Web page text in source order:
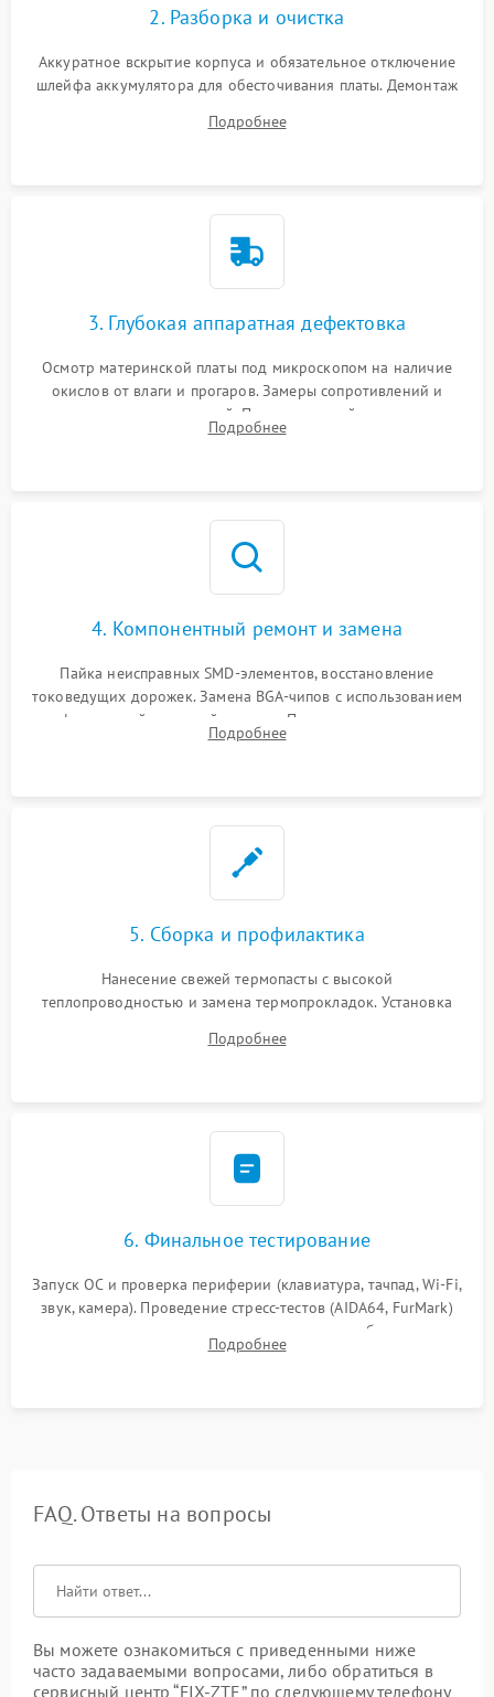
2. Разборка и очистка
Аккуратное вскрытие корпуса и обязательное отключение
шлейфа аккумулятора для обесточивания платы. Демонтаж
высохшей термопасты с кристаллов чипов.
Подробнее
3. Глубокая аппаратная дефектовка
Осмотр материнской платы под микроскопом на наличие
окислов от влаги и прогаров. Замеры сопротивлений и
дежурных напряжений. Проверка цепей питания,
мультиконтроллера, процессора и видеочипа.
Подробнее
4. Компонентный ремонт и замена
Пайка неисправных SMD-элементов, восстановление
токоведущих дорожек. Замена BGA-чипов с использованием
инфракрасной паяльной станции. Прошивка микросхемы
BIOS или замена поврежденных портов USB
Подробнее
5. Сборка и профилактика
Нанесение свежей термопасты с высокой
теплопроводностью и замена термопрокладок. Установка
шлейфов, модулей памяти и накопителей. Предварительная
Подробнее
6. Финальное тестирование
Запуск ОС и проверка периферии (клавиатура, тачпад, Wi-Fi,
звук, камера). Проведение стресс-тестов (AIDA64, FurMark)
для контроля температурного режима и стабильности
системы под пиковой нагрузкой.
Подробнее
FAQ. Ответы на вопросы
Вы можете ознакомиться с приведенными ниже
часто задаваемыми вопросами, либо обратиться в
сервисный центр “FIX-ZTE” по следующему телефону